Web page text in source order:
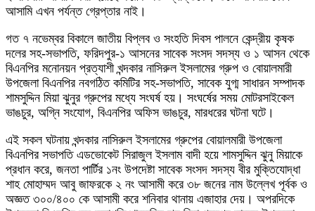
আসামি এখন পর্যন্ত গ্রেপ্তার নাই।
গত ৭ নভেম্বর বিকালে জাতীয় বিপ্লব ও সংহতি দিবস পালনে কেন্দ্রীয় কৃষক
দলের সহ-সভাপতি, ফরিদপুর-১ আসনের সাবেক সংসদ সদস্য ও ১ আসন থেকে
বিএনপির মনোনয়ন প্রত্যাশী খন্দকার নাসিরুল ইসলামের গ্রুপ ও বোয়ালমারী
উপজেলা বিএনপির নবগঠিত কমিটির সহ-সভাপতি, সাবেক যুগ্ম সাধারন সম্পাদক
শামসুদ্দিন মিয়া ঝুনুর গ্রুপের মধ্যে সংঘর্ষ হয়। সংঘর্ষের সময় মোটরসাইকেল
ভাঙচুর, অগ্নি সংযোগ, বিএনপির অফিস ভাঙচুর, মারধরের ঘটনা ঘটে।
এই সকল ঘটনায় খন্দকার নাসিরুল ইসলামের গ্রুপের বোয়ালমারী উপজেলা
বিএনপির সভাপতি এডভোকেট সিরাজুল ইসলাম বাদী হয়ে শামসুদ্দিন ঝুনু মিয়াকে
প্রধান করে, জনতা পার্টির ১নং উপদেষ্টা সাবেক সংসদ সদস্য বীর মুক্তিযোদ্ধা
শাহ মোহাম্মদ আবু জাফরকে ২ নং আসামী করে ৩৮ জনের নাম উল্লেখ পূর্বক ও
অজ্ঞত ৩০০/৪০০ কে আসামী করে শনিবার থানায় এজাহার দেয়। অপরদিকে